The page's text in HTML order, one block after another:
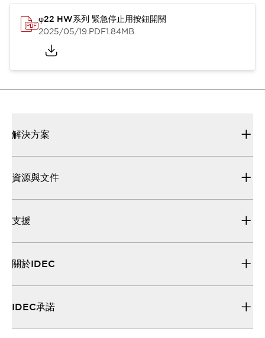
φ22 HW系列 緊急停止用按鈕開關
2025/05/19.PDF1.84MB
解決方案
資源與文件
支援
關於IDEC
IDEC承諾